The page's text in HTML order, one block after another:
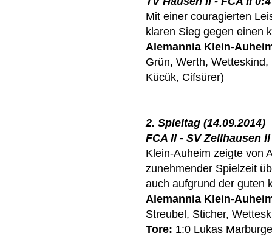
Mit einer couragierten
klaren Sieg gegen einen
Alemannia Klein-
Grün, Werth,
Kücük, Cifsürer)
2. Spieltag (14.09.2014)
FCA II - SV Zellhausen
Klein-Auheim zeigte von
zunehmender Spielzeit
auch aufgrund der guten
Alemannia Klein-
Streubel, Sticher,
Tore: 1:0 Lukas